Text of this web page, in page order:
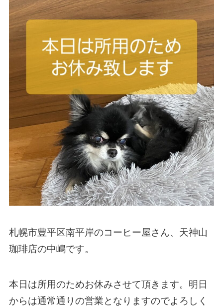
札幌市豊平区南平岸のコーヒー屋さん、天神山
珈琲店の中嶋です。
本日は所用のためお休みさせて頂きます。明日
からは通常通りの営業となりますのでよろしく